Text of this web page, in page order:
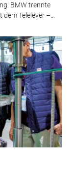
BMW trennte
Telelever –...